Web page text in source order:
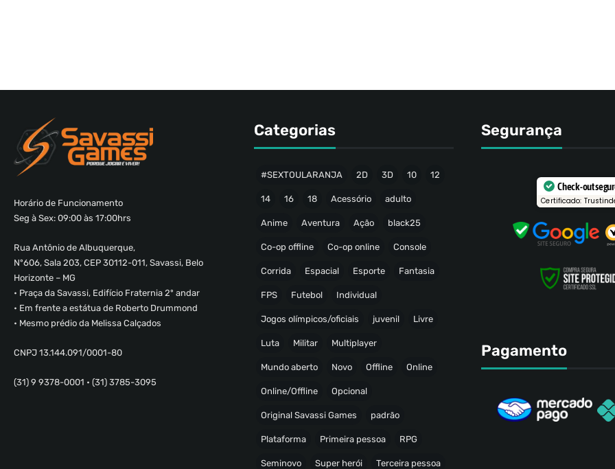
Horário de Funcionamento
Seg à Sex: 09:00 às 17:00hrs
Rua Antônio de Albuquerque,
Nº606, Sala 203, CEP 30112-011, Savassi, Belo
Horizonte – MG
• Praça da Savassi, Edifício Fraternia 2º andar
• Em frente a estátua de Roberto Drummond
• Mesmo prédio da Melissa Calçados
CNPJ 13.144.091/0001-80
(31) 9 9378-0001 • (31) 3785-3095
Categorias
#SEXTOULARANJA 2D 3D 10 12
14 16 18 Acessório adulto
Anime Aventura Ação black25
Co-op offline Co-op online Console
Corrida Espacial Esporte Fantasia
FPS Futebol Individual
Jogos olímpicos/oficiais juvenil Livre
Luta Militar Multiplayer
Mundo aberto Novo Offline Online
Online/Offline Opcional
Original Savassi Games padrão
Plataforma Primeira pessoa RPG
Seminovo Super herói Terceira pessoa
Segurança
Check-out
Certificado:
Pagamento